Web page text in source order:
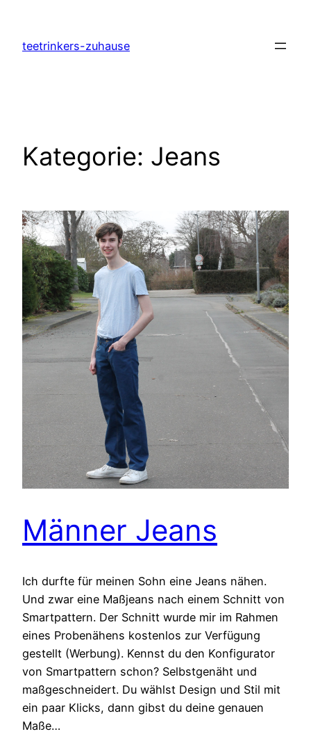
springen
teetrinkers-zuhause
Kategorie: Jeans
Männer Jeans
Ich durfte für meinen Sohn eine Jeans nähen.
Und zwar eine Maßjeans nach einem Schnitt von
Smartpattern. Der Schnitt wurde mir im Rahmen
eines Probenähens kostenlos zur Verfügung
gestellt (Werbung). Kennst du den Konfigurator
von Smartpattern schon? Selbstgenäht und
maßgeschneidert. Du wählst Design und Stil mit
ein paar Klicks, dann gibst du deine genauen
Maße…